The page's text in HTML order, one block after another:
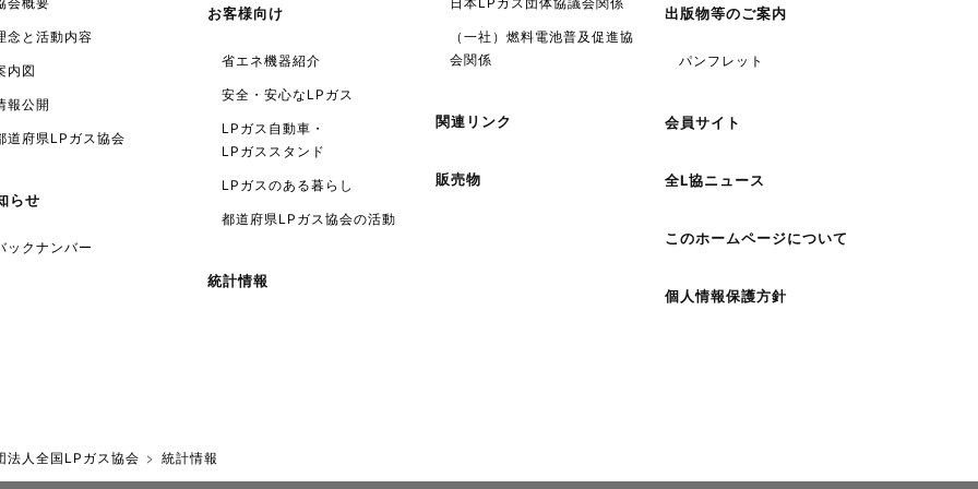
法人全国LPガス協会 統計情報
念と活動内容
内図
報公開
道府県LPガス協会
らせ
ックナンバー
お客様向け
省エネ機器紹介
安全・安心なLPガス
LPガス自動車・
LPガススタンド
LPガスのある暮らし
都道府県LPガス協会の活動
統計情報
（一社）燃料電池普及促進協
会関係
関連リンク
販売物
出版物等のご案内
パンフレット
会員サイト
全L協ニュース
このホームページについて
個人情報保護方針